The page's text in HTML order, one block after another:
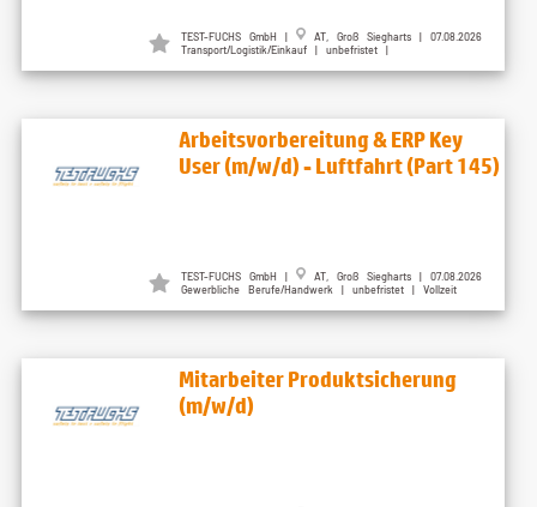
TEST-FUCHS GmbH |
AT, Groß Siegharts | 07.08.2026
Transport/Logistik/Einkauf | unbefristet |
Arbeitsvorbereitung & ERP Key
User (m/w/d) - Luftfahrt (Part 145)
TEST-FUCHS GmbH |
AT, Groß Siegharts | 07.08.2026
Gewerbliche Berufe/Handwerk | unbefristet | Vollzeit
Mitarbeiter Produktsicherung
(m/w/d)